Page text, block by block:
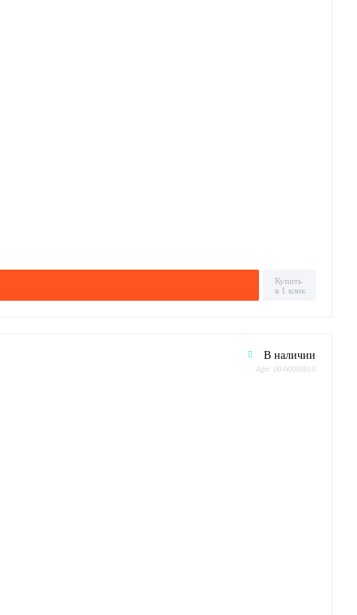
Купить
в 1 клик
В наличии
Арт: 00-00006016